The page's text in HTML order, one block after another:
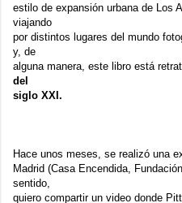
estilo de expansión urbana de Los
viajando
por distintos lugares del mundo
y, de
alguna manera, este libro está
del
siglo XXI.
Hace unos meses, se realizó una
Madrid (Casa Encendida,
sentido,
quiero compartir un video donde